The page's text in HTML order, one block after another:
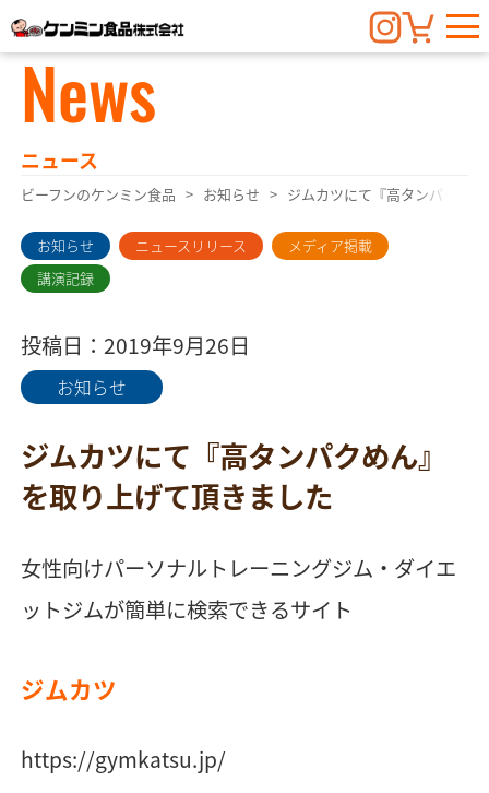
News
ニュース
ビーフンのケンミン食品 お知らせ ジムカツにて『高タンパクめ
お知らせ ニュースリリース
メディア掲載
講演記録
投稿日：2019年9月26日
お知らせ
ジムカツにて『高タンパクめん』
を取り上げて頂きました
女性向けパーソナルトレーニングジム・ダイエ
ットジムが簡単に検索できるサイト
ジムカツ
https://gymkatsu.jp/